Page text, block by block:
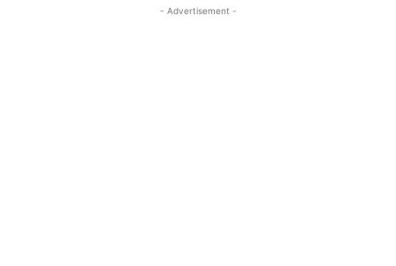
- Advertisement -